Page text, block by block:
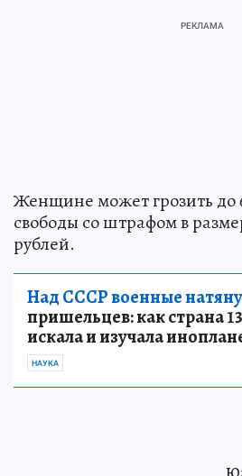
Женщине может грозить до
свободы со штрафом в
рублей.
Над СССР военные
пришельцев: как страна
искала и изучала
НАУКА